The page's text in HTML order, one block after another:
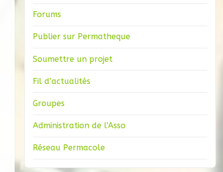
Forums
Publier sur Permatheque
Soumettre un projet
Fil d’actualités
Groupes
Administration de l’Asso
Réseau Permacole